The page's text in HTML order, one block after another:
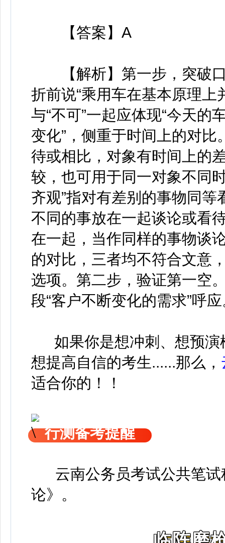
【答案】A
【解析】第一步，突破口
折前说“乘用车在基本原理上
与“不可”一起应体现“今天
变化”，侧重于时间上的对比
待或相比，对象有时间上的
较，也可用于同一对象不同
齐观”指对有差别的事物同等
不同的事放在一起谈论或看
在一起，当作同样的事物谈
的对比，三者均不符合文意
选项。第二步，验证第一空
段“客户不断变化的需求”呼
如果你是想冲刺、想预演
想提高自信的考生......那么，
适合你的！！
行测备考提醒
云南公务员考试公共笔试
论》 。